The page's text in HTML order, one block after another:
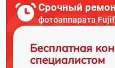
Срочный
фотоаппарата
Бесплатная
специалистом